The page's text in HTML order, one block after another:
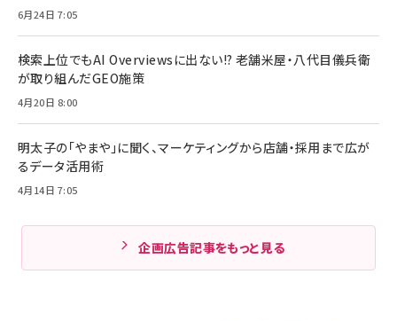
6月24日 7:05
検索上位でもAI Overviewsに出ない!? 老舗米屋・八代目儀兵衛
が取り組んだGEO施策
4月20日 8:00
明太子の「やまや」に聞く、マーケティングから店舗・採用まで広が
るデータ活用術
4月14日 7:05
企画広告記事をもっと見る